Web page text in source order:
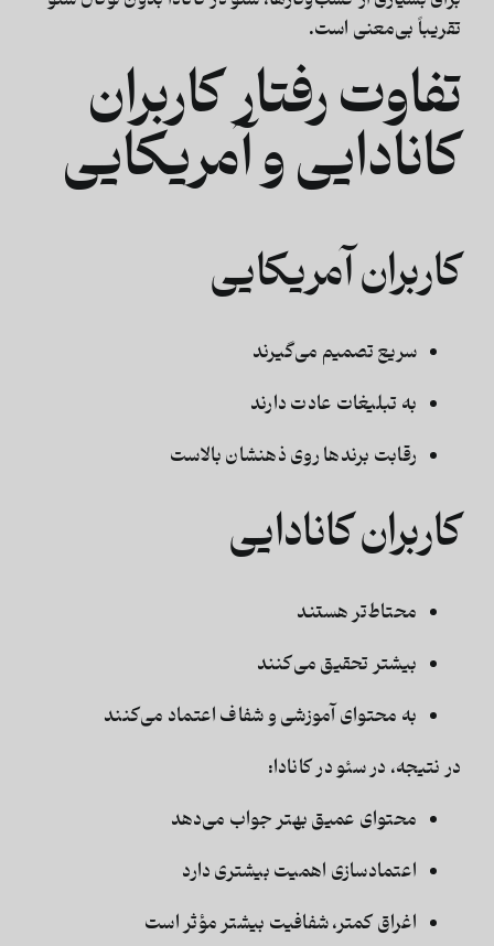
تقریباً بی‌معنی است.
تفاوت رفتار کاربران
کانادایی و آمریکایی
کاربران آمریکایی
سریع تصمیم می‌گیرند
به تبلیغات عادت دارند
رقابت برندها روی ذهنشان بالاست
کاربران کانادایی
محتاط‌تر هستند
بیشتر تحقیق می‌کنند
به محتوای آموزشی و شفاف اعتماد می‌کنند
در نتیجه، درسئو در کانادا:
محتوای عمیق بهتر جواب می‌دهد
اعتمادسازی اهمیت بیشتری دارد
اغراق کمتر، شفافیت بیشتر مؤثر است